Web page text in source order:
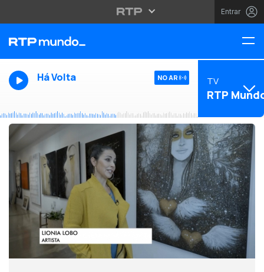
Entrar
Há Volta NO AR TV
RTP